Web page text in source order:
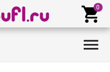

